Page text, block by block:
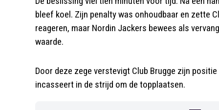
bleef koel. Zijn penalty was onhoudbaar en zette
reageren, maar Nordin Jackers bewees als
waarde.
Door deze zege verstevigt Club Brugge zijn
incasseert in de strijd om de topplaatsen.